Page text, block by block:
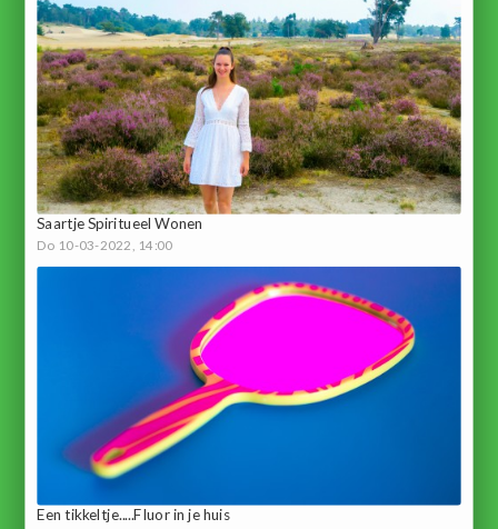
Saartje Spiritueel Wonen
Do 10-03-2022, 14:00
Een tikkeltje.....Fluor in je huis